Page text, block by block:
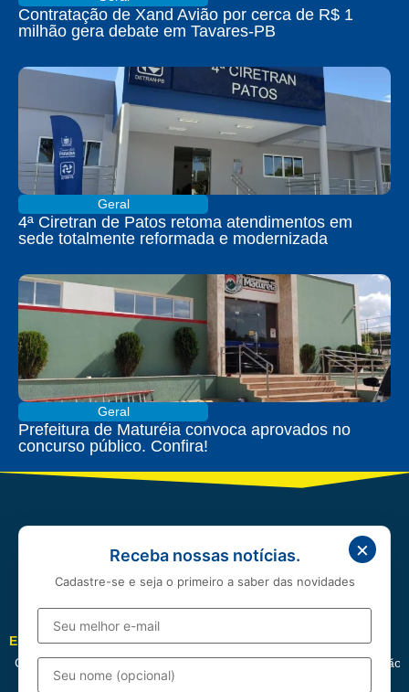
Contratação de Xand Avião por cerca de R$ 1
milhão gera debate em Tavares-PB
Geral
4ª Ciretran de Patos retoma atendimentos em
sede totalmente reformada e modernizada
Geral
Prefeitura de Maturéia convoca aprovados no
concurso público. Confira!
EDITORIAIS
Cotidiano
Política Esportes Cidades Entretenimento Educação
×
Receba nossas notícias.
Cadastre-se e seja o primeiro a saber das novidades